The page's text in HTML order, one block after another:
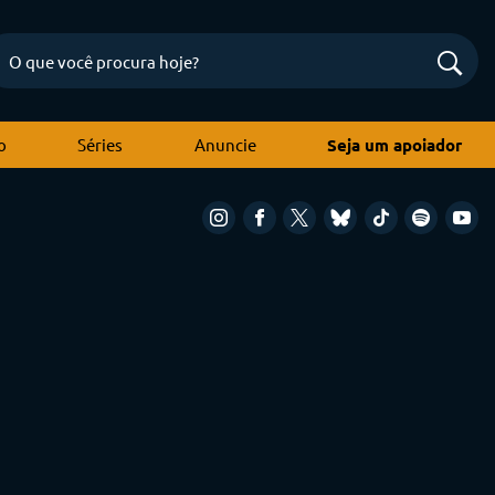
Séries Anuncie Seja um apoiador